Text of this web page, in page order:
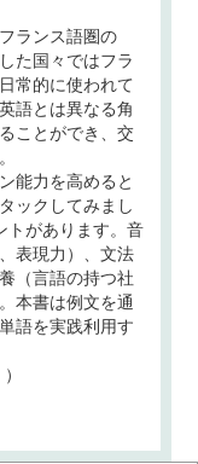
ランス語圏の
た国々ではフラ
常的に使われて
語とは異なる角
ことができ、交
能力を高めると
ックしてみまし
トがあります。音
表現力）、文法
（言語の持つ社
本書は例文を通
語を実践利用す